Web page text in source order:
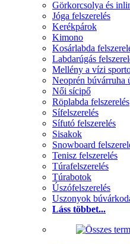
Görkorcsolya és
Jóga felszerelés
Kerékpárok
Kimono
Kosárlabda
Labdarúgás
Mellény a vízi
Neoprén búvárruha
Női sícipő
Röplabda felszerelés
Sífelszerelés
Sífutó felszerelés
Sisakok
Snowboard
Tenisz felszerelés
Túrafelszerelés
Túrabotok
Úszófelszerelés
Uszonyok
Láss többet...